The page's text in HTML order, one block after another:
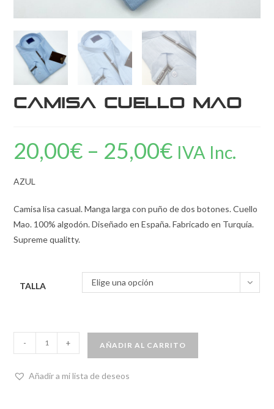
Camisa cuello Mao
20,00€ – 25,00€ IVA Inc.
AZUL
Camisa lisa casual. Manga larga con puño de dos botones. Cuello
Mao. 100% algodón. Diseñado en España. Fabricado en Turquía.
Supreme qualitty.
TALLA Elige una opción
- + AÑADIR AL CARRITO
Añadir a mi lista de deseos